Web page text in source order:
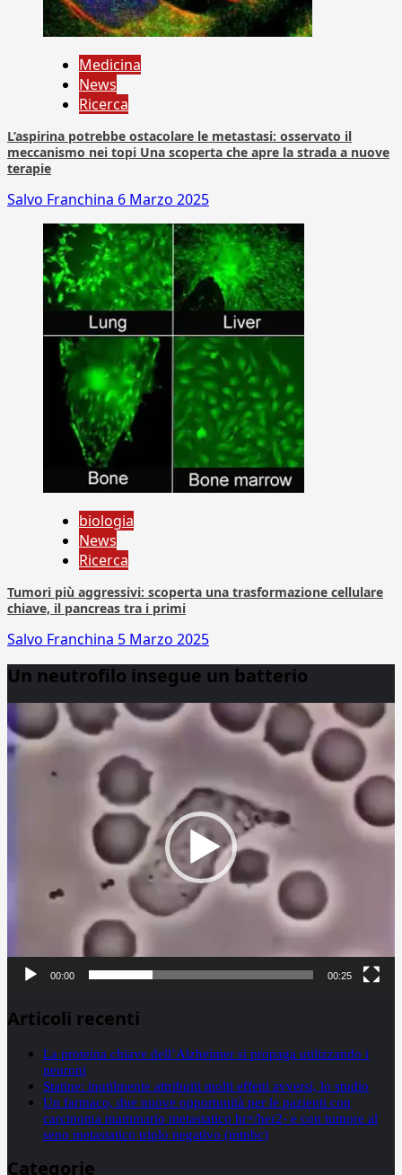
Medicina
News
Ricerca
L’aspirina potrebbe ostacolare le metastasi: osservato il
meccanismo nei topi Una scoperta che apre la strada a nuove
terapie
Salvo Franchina 6 Marzo 2025
biologia
News
Ricerca
Tumori più aggressivi: scoperta una trasformazione cellulare
chiave, il pancreas tra i primi
Salvo Franchina 5 Marzo 2025
Un neutrofilo insegue un batterio
Player
00:00 00:25
Articoli recenti
La proteina chiave dell’Alzheimer si propaga utilizzando i
neuroni
Statine: inutilmente attribuiti molti effetti avversi, lo studio
Un farmaco, due nuove opportunità per le pazienti con
carcinoma mammario metastatico hr+/her2- e con tumore al
seno metastatico triplo negativo (mtnbc)
Categorie